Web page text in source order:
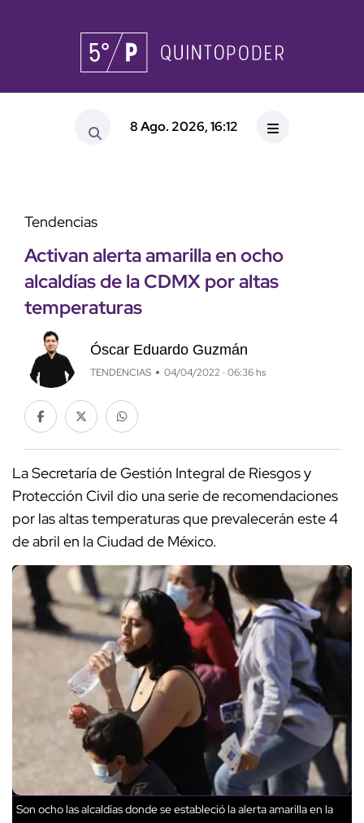
8 Ago. 2026, 16:12
Tendencias
Activan alerta amarilla en ocho
alcaldías de la CDMX por altas
temperaturas
Óscar Eduardo Guzmán
TENDENCIAS 04/04/2022 · 06:36 hs
La Secretaría de Gestión Integral de Riesgos y
Protección Civil dio una serie de recomendaciones
por las altas temperaturas que prevalecerán este 4
de abril en la Ciudad de México.
Son ocho las alcaldías donde se estableció la alerta amarilla en la